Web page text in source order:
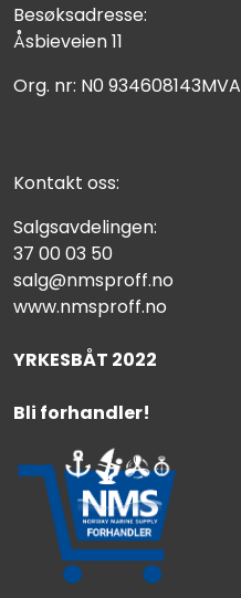
Besøksadresse:
Åsbieveien 11
Org. nr: N0 934608143MVA
Kontakt oss:
Salgsavdelingen:
37 00 03 50
salg@nmsproff.no
www.nmsproff.no
YRKESBÅT 2022
Bli forhandler!